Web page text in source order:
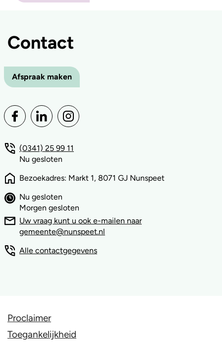
Contact
Afspraak maken
(0341) 25 99 11
Nu gesloten
Bezoekadres: Markt 1, 8071 GJ Nunspeet
Nu gesloten
Morgen gesloten
Uw vraag kunt u ook e-mailen naar
gemeente@nunspeet.nl
Alle contactgegevens
Proclaimer
Toegankelijkheid